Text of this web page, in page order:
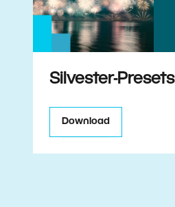
Silvester-Presets
Download